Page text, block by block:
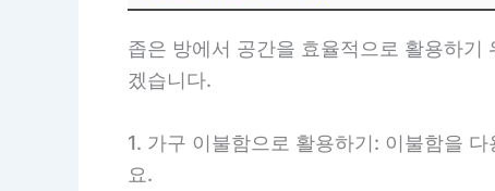
좁은 방에서 공간을 효율적으로 활용하
겠습니다.
1. 가구 이불함으로 활용하기: 이불함을
요.